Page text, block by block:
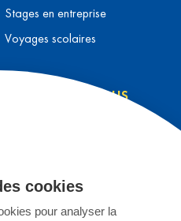
Stages en entreprise
Voyages scolaires
CONTACTEZ-NOUS
S'inscrire à un séjour
cookies
pour analyser la